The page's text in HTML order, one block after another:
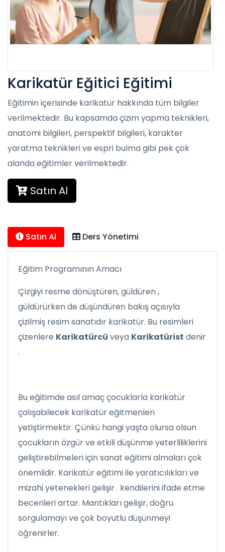
Karikatür Eğitici Eğitimi
Eğitimin içerisinde karikatür hakkında tüm bilgiler
verilmektedir. Bu kapsamda çizim yapma teknikleri,
anatomi bilgileri, perspektif bilgileri, karakter
yaratma teknikleri ve espri bulma gibi pek çok
alanda eğitimler verilmektedir.
Satın Al
Satın Al Ders Yönetimi
Eğitim Programının Amacı
Çizgiyi resme dönüştüren, güldüren ,
güldürürken de düşündüren bakış açısıyla
çizilmiş resim sanatıdır karikatür. Bu resimleri
çizenlere Karikatürcü veya Karikatürist denir
.
Bu eğitimde asıl amaç çocuklarla karikatür
çalışabilecek karikatür eğitmenleri
yetiştirmektir. Çünkü hangi yaşta olursa olsun
çocukların özgür ve etkili düşünme yeterliliklerini
geliştirebilmeleri için sanat eğitimi almaları çok
önemlidir. Karikatür eğitimi ile yaratıcılıkları ve
mizahi yetenekleri gelişir . kendilerini ifade etme
becerileri artar. Mantıkları gelişir, doğru
sorgulamayı ve çok boyutlu düşünmeyi
öğrenirler.